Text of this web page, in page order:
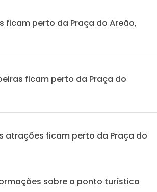
ficam perto da Praça do Areão,
ficam perto da Praça do
atrações ficam perto da Praça do
sobre o ponto turístico